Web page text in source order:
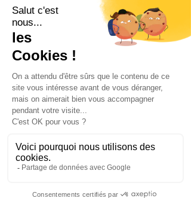
La deuxième étape est un entretien de
personnalité visant à identifier les qualités
humaines et professionnelles mais aussi
l’aptitude à communiquer, recherchées
chez nos collaborateurs. Ce rendez-vous
est aussi l’occasion de se connaître et
répondre aux questions que vous vous
posez sur Nova Consulting.
MISE EN SITUATION
La troisième étape est composée d’une ou
deux mises en situation ayant pour objectif
mais aussi votre capacité de réflexion,